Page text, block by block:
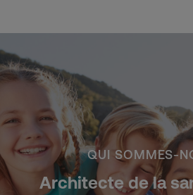
QUI SOMMES-
Architecte de la